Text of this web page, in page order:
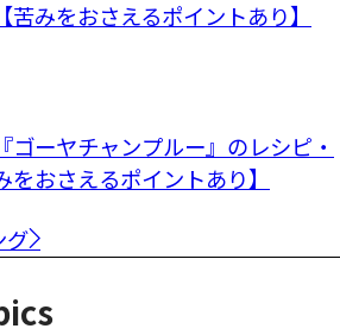
ゴーヤチャンプルー』のレシピ・
をおさえるポイントあり】
グ